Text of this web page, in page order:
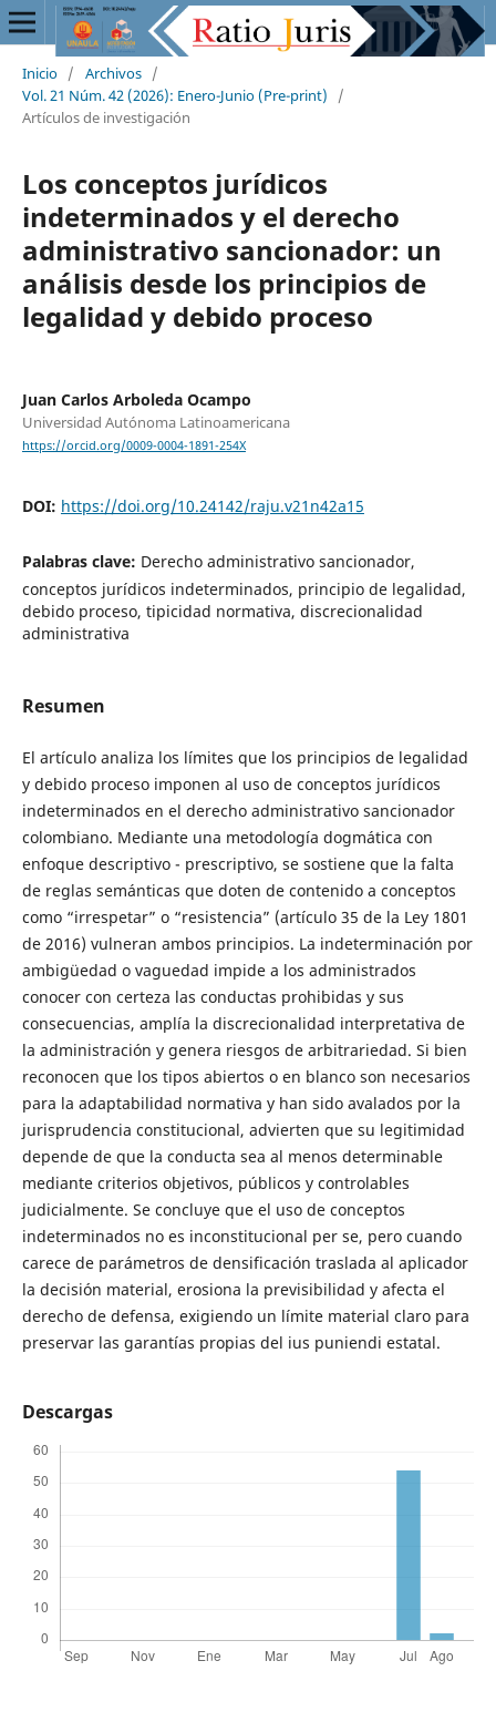
Inicio / Archivos /
Vol. 21 Núm. 42 (2026): Enero-Junio (Pre-print)
/
Artículos de investigación
Los conceptos jurídicos
indeterminados y el derecho
administrativo sancionador: un
análisis desde los principios de
legalidad y debido proceso
Juan Carlos Arboleda Ocampo
Universidad Autónoma Latinoamericana
https://orcid.org/0009-0004-1891-254X
DOI: https://doi.org/10.24142/raju.v21n42a15
Palabras clave: Derecho administrativo sancionador,
conceptos jurídicos indeterminados, principio de legalidad,
debido proceso, tipicidad normativa, discrecionalidad
administrativa
Resumen
El artículo analiza los límites que los principios de legalidad
y debido proceso imponen al uso de conceptos jurídicos
indeterminados en el derecho administrativo sancionador
colombiano. Mediante una metodología dogmática con
enfoque descriptivo - prescriptivo, se sostiene que la falta
de reglas semánticas que doten de contenido a conceptos
como “irrespetar” o “resistencia” (artículo 35 de la Ley 1801
de 2016) vulneran ambos principios. La indeterminación por
ambigüedad o vaguedad impide a los administrados
conocer con certeza las conductas prohibidas y sus
consecuencias, amplía la discrecionalidad interpretativa de
la administración y genera riesgos de arbitrariedad. Si bien
reconocen que los tipos abiertos o en blanco son necesarios
para la adaptabilidad normativa y han sido avalados por la
jurisprudencia constitucional, advierten que su legitimidad
depende de que la conducta sea al menos determinable
mediante criterios objetivos, públicos y controlables
judicialmente. Se concluye que el uso de conceptos
indeterminados no es inconstitucional per se, pero cuando
carece de parámetros de densificación traslada al aplicador
la decisión material, erosiona la previsibilidad y afecta el
derecho de defensa, exigiendo un límite material claro para
preservar las garantías propias del ius puniendi estatal.
Descargas